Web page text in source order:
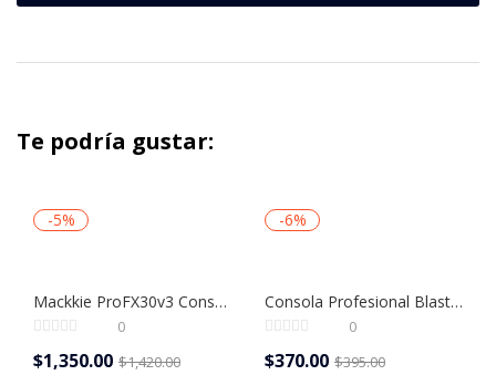
Te podría gustar:
-5%
Mackkie ProFX30v3 Consola Profesional USB para Sonido en Vivo y Estudio 30 Canales
0
$1,350.00 $1,420.00
-6%
Consola Profesional Blastking Ultramix 12 Canales con Efectos, Bluetooth y USB
0
$370.00 $395.00